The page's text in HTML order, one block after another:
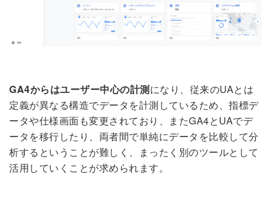
GA4からはユーザー中心の計測になり、従来のUAとは
定義が異なる構造でデータを計測しているため、指標デ
ータや仕様画面も変更されており、またGA4とUAでデ
ータを移行したり、両者間で単純にデータを比較して分
析するということが難しく、まったく別のツールとして
活用していくことが求められます。